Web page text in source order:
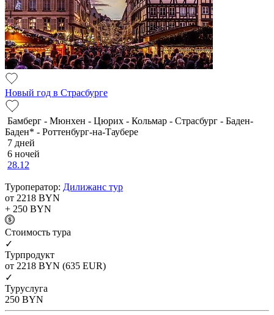
Новый год в Страсбурге
Бамберг - Мюнхен - Цюрих - Кольмар - Страсбург - Баден-
Баден* - Роттенбург-на-Таубере
7 дней
6 ночей
28.12
Туроператор: Дилижанс тур
от 2218 BYN
+ 250 BYN
Cтоимость тура
✓
Турпродукт
от 2218 BYN (635 EUR)
✓
Туруслуга
250 BYN